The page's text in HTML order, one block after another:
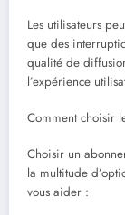
Les utilisateurs
que des
qualité de
l’expérience
Comment choisir
Choisir un
la multitude
vous aider :